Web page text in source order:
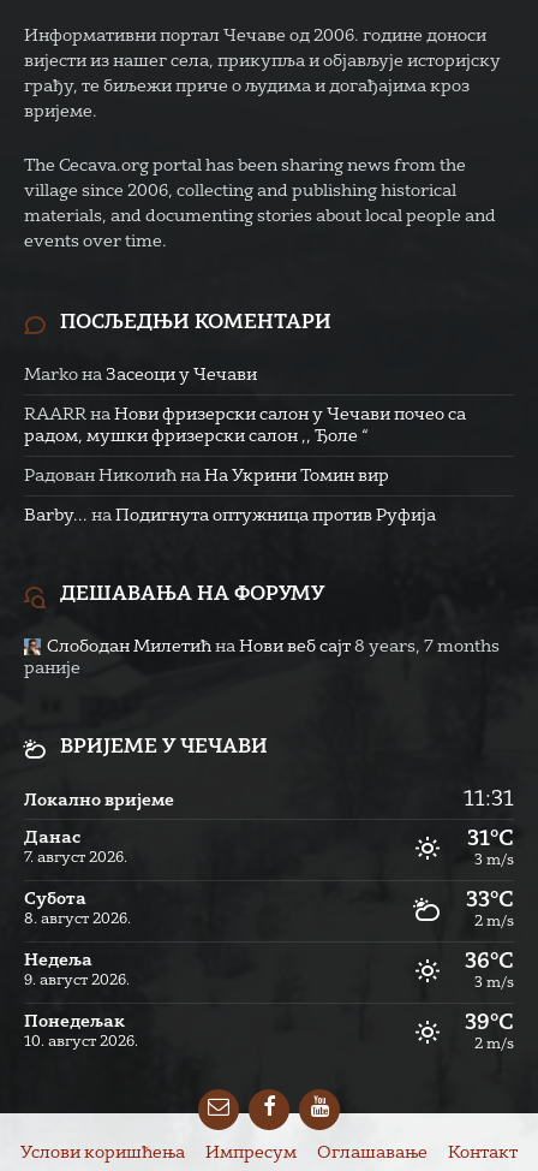
Информативни портал Чечаве од 2006. године доноси
вијести из нашег села, прикупља и објављује историјску
грађу, те биљежи приче о људима и догађајима кроз
вријеме.
The Cecava.org portal has been sharing news from the
village since 2006, collecting and publishing historical
materials, and documenting stories about local people and
events over time.
ПОСЉЕДЊИ КОМЕНТАРИ
Marko на Засеоци у Чечави
RAARR на Нови фризерски салон у Чечави почео са
радом, мушки фризерски салон ,, Ђоле “
Радован Николић на На Укрини Томин вир
Barby... на Подигнута оптужница против Руфија
ДЕШАВАЊА НА ФОРУМУ
Слободан Милетић на Нови веб сајт 8 years, 7 months
раније
ВРИЈЕМЕ У ЧЕЧАВИ
Локално вријеме 11:31
Данас
7. август 2026.
31°C
3 m/s
Субота
8. август 2026.
33°C
2 m/s
Недеља
9. август 2026.
36°C
3 m/s
Понедељак
10. август 2026.
39°C
2 m/s
EmailFacebookYouTube
Услови коришћења Импресум Оглашавање Контакт